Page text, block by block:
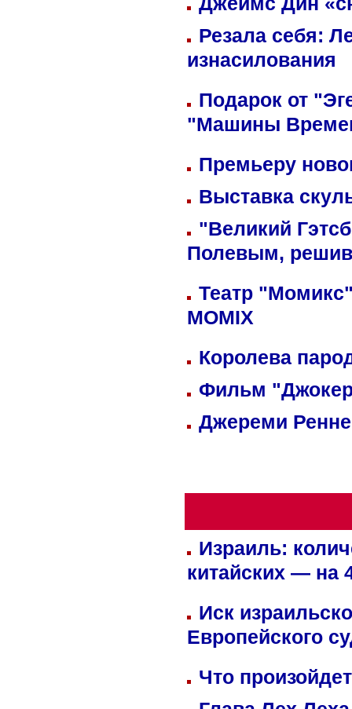
Резала себя:
изнасилования
Подарок от
"Машины
Премьеру
Выставка
"Великий
Полевым,
Театр
MOMIX
Королева
Фильм
Джереми
Израиль:
китайских — на
Иск
Европейского
Что